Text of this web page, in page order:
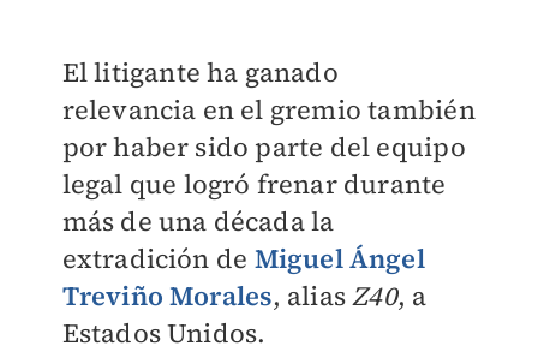
El litigante ha ganado
relevancia en el gremio también
por haber sido parte del equipo
legal que logró frenar durante
más de una década la
extradición de Miguel Ángel
Treviño Morales, aliasZ40, a
Estados Unidos.